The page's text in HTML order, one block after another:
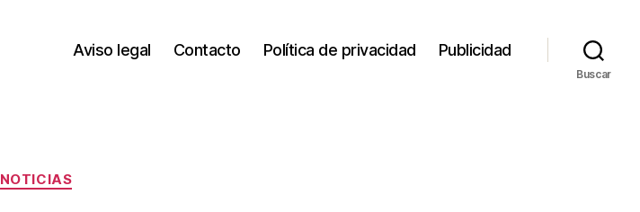
Aviso legal Contacto Política de privacidad Publicidad
Buscar
Categorías
NOTICIAS